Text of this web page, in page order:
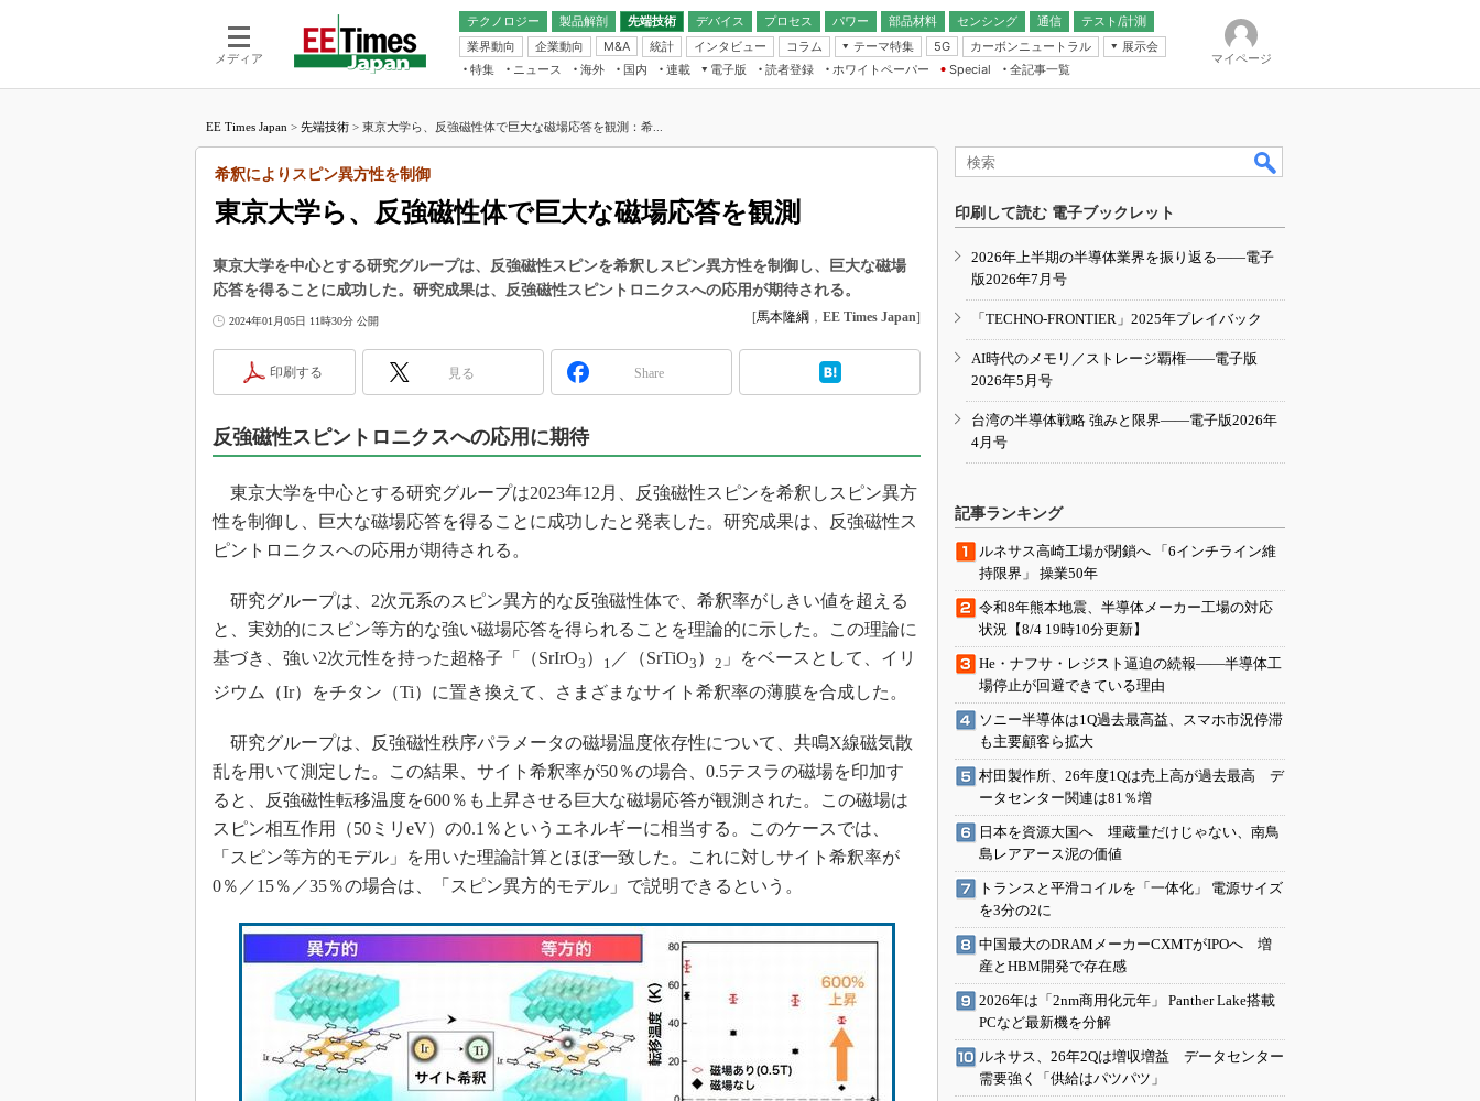
メディア
テクノロジー 製品解剖
先端技術
電池／エネルギー
デバイス
アナログ
マイコン
プロセス パワー 部品材料 センシング
通信
無線
テスト/計測
業界動向
企業動向 M&A 統計 インタビュー コラム
テーマ特集
フィジカルAI
読者調査（EE Times Research）
電源設計（EDN Japan）
エレクトロニクス入門（EDN
5G カーボンニュートラル
展示会
IoT・エッジコンピューティング
EXPO
TECHNO-FRONTIER
人とくるま展
特集 ニュース 海外 国内
連載
福田昭のデバイス通信
大山聡の業界スコープ
大原雄介のエレ・組み込みプレイバ
リタイア直前エンジニアの社会人大
学漂流記
踊るバズワード ～Behind the
Buzzword
で起こること
光伝送技術を知る
“異端児エンジニア”が仕掛けた社内
改革、執念の180日
JASA発IoT通信
IHSアナリスト「未来展望」
「英語に愛されないエンジニア」の
ための新行動論
電子版
電子ブックレット
読者登録 ホワイトペーパー
Special
全記事一覧
マイページ
EE Times Japan > 先端技術 > 東京大学ら、反強磁性体で巨大な磁場応答を観測：希...
東京大学ら、反強磁性体で巨大な磁場応答を観測
希釈によりスピン異方性を制御
東京大学を中心とする研究グループは、反強磁性スピンを希釈しスピン異方性を制御し、巨大な磁場
応答を得ることに成功した。研究成果は、反強磁性スピントロニクスへの応用が期待される。
2024年01月05日 11時30分 公開 [馬本隆綱 ， EE Times Japan]
印刷する 見る Share
反強磁性スピントロニクスへの応用に期待
東京大学を中心とする研究グループは2023年12月、反強磁性スピンを希釈しスピン異方
性を制御し、巨大な磁場応答を得ることに成功したと発表した。研究成果は、反強磁性ス
ピントロニクスへの応用が期待される。
研究グループは、2次元系のスピン異方的な反強磁性体で、希釈率がしきい値を超える
と、実効的にスピン等方的な強い磁場応答を得られることを理論的に示した。この理論に
基づき、強い2次元性を持った超格子「（SrIrO3 ） 1 ／（SrTiO3 ） 2 」をベースとして、イリ
ジウム（Ir）をチタン（Ti）に置き換えて、さまざまなサイト希釈率の薄膜を合成した。
研究グループは、反強磁性秩序パラメータの磁場温度依存性について、共鳴X線磁気散
乱を用いて測定した。この結果、サイト希釈率が50％の場合、0.5テスラの磁場を印加す
ると、反強磁性転移温度を600％も上昇させる巨大な磁場応答が観測された。この磁場は
スピン相互作用（50ミリeV）の0.1％というエネルギーに相当する。このケースでは、
「スピン等方的モデル」を用いた理論計算とほぼ一致した。これに対しサイト希釈率が
0％／15％／35％の場合は、「スピン異方的モデル」で説明できるという。
印刷して読む 電子ブックレット
2026年上半期の半導体業界を振り返る――電子
版2026年7月号
「TECHNO-FRONTIER」2025年プレイバック
AI時代のメモリ／ストレージ覇権――電子版
2026年5月号
台湾の半導体戦略 強みと限界――電子版2026年
4月号
記事ランキング
ルネサス高崎工場が閉鎖へ 「6インチライン維
持限界」 操業50年
令和8年熊本地震、半導体メーカー工場の対応
状況【8/4 19時10分更新】
He・ナフサ・レジスト逼迫の続報――半導体工
場停止が回避できている理由
ソニー半導体は1Q過去最高益、スマホ市況停滞
も主要顧客ら拡大
村田製作所、26年度1Qは売上高が過去最高 デ
ータセンター関連は81％増
日本を資源大国へ 埋蔵量だけじゃない、南鳥
島レアアース泥の価値
トランスと平滑コイルを「一体化」 電源サイズ
を3分の2に
中国最大のDRAMメーカーCXMTがIPOへ 増
産とHBM開発で存在感
2026年は「2nm商用化元年」 Panther Lake搭載
PCなど最新機を分解
ルネサス、26年2Qは増収増益 データセンター
需要強く「供給はパツパツ」